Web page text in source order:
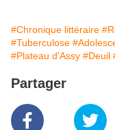
#Chronique littéraire
#Tuberculose
#Plateau d'Assy #Deuil
Partager